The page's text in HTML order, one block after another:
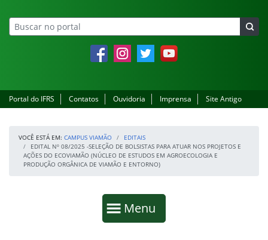
FacebookInstagramTwitter YouTube
Portal do IFRS Contatos Ouvidoria Imprensa Site Antigo
VOCÊ ESTÁ EM: CAMPUS VIAMÃO
EDITAIS
EDITAL Nº 08/2025 -SELEÇÃO DE BOLSISTAS PARA ATUAR NOS PROJETOS E
AÇÕES DO ECOVIAMÃO (NÚCLEO DE ESTUDOS EM AGROECOLOGIA E
PRODUÇÃO ORGÂNICA DE VIAMÃO E ENTORNO)
Mostrar
Menu